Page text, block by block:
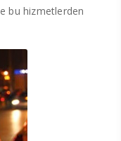
bu hizmetlerden